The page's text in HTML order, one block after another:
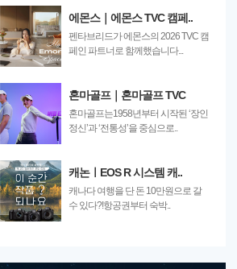
에몬스｜에몬스 TVC 캠페..
펜타브리드가 에몬스의 2026 TVC 캠
페인 파트너로 함께했습니다...
혼마골프｜혼마골프 TVC
혼마골프는1958년부터 시작된 ‘장인
정신’과 ‘전통성’을 중심으로..
캐논ㅣEOS R 시스템 캐..
캐나다 여행을 단 돈 10만원으로 갈
수 있다?!항공권부터 숙박..